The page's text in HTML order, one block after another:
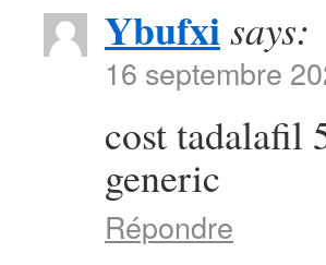
Ybufxisays:
16 septembre
cost tadalafil
generic
Répondre